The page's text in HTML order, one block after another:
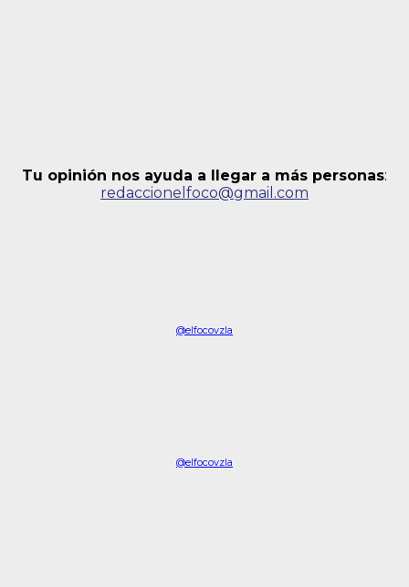
Tu opinión nos ayuda a llegar a más personas:
redaccionelfoco@gmail.com
@elfocovzla
@elfocovzla